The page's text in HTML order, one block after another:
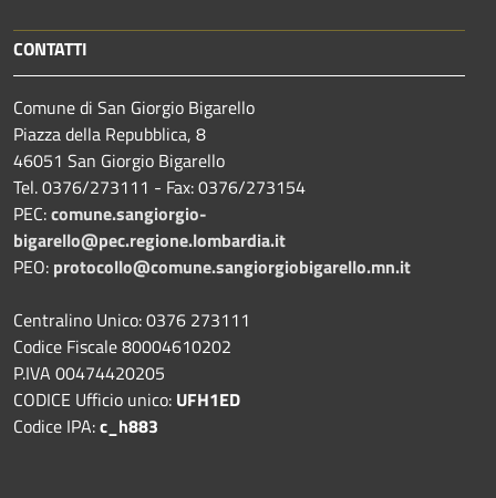
CONTATTI
Comune di San Giorgio Bigarello
Piazza della Repubblica, 8
46051 San Giorgio Bigarello
Tel. 0376/273111 - Fax: 0376/273154
PEC:comune.sangiorgio-
bigarello@pec.regione.lombardia.it
PEO: protocollo@comune.sangiorgiobigarello.mn.it
Centralino Unico: 0376 273111
Codice Fiscale 80004610202
P.IVA 00474420205
CODICE Ufficio unico: UFH1ED
Codice IPA:c_h883